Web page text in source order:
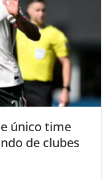
único time
de clubes